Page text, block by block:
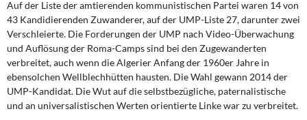
Auf der Liste der amtierenden kommunistischen Partei waren 14 von
43 Kandidierenden Zuwanderer, auf der UMP-Liste 27, darunter zwei
Verschleierte. Die Forderungen der UMP nach Video-Überwachung
und Auflösung der Roma-Camps sind bei den Zugewanderten
verbreitet, auch wenn die Algerier Anfang der 1960er Jahre in
ebensolchen Wellblechhütten hausten. Die Wahl gewann 2014 der
UMP-Kandidat. Die Wut auf die selbstbezügliche, paternalistische
und an universalistischen Werten orientierte Linke war zu verbreitet.